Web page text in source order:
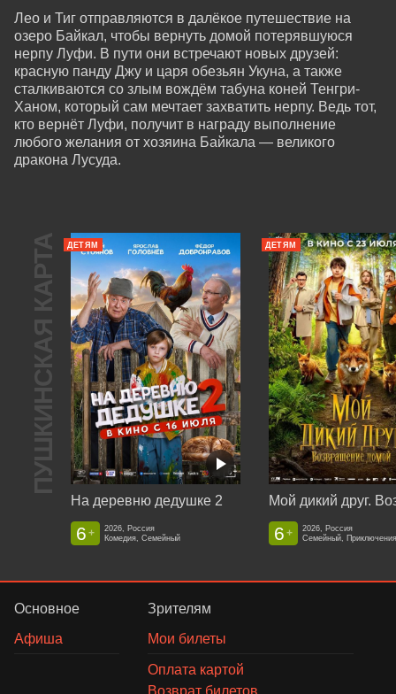
Лео и Тиг отправляются в далёкое путешествие на
озеро Байкал, чтобы вернуть домой потерявшуюся
нерпу Луфи. В пути они встречают новых друзей:
красную панду Джу и царя обезьян Укуна, а также
сталкиваются со злым вождём табуна коней Тенгри-
Ханом, который сам мечтает захватить нерпу. Ведь тот,
кто вернёт Луфи, получит в награду выполнение
любого желания от хозяина Байкала — великого
дракона Лусуда.
ПУШКИНСКАЯ КАРТА ДЕТЯМ
На деревню дедушке 2
6 +
2026, Россия
Комедия, Семейный
ДЕТЯМ
6 +
2026, Россия
Семейный,
Основное
Афиша
Зрителям
Мои билеты
Оплата картой
Возврат билетов